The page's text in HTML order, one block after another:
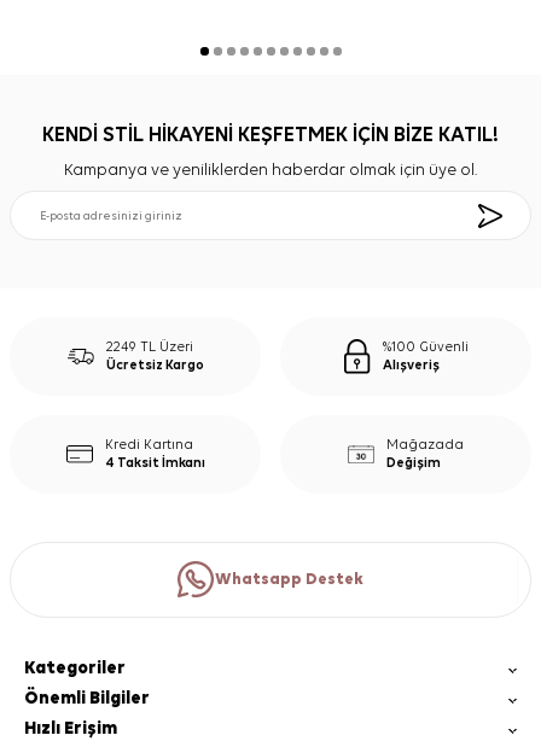
KENDİ STİL HİKAYENİ KEŞFETMEK İÇİN BİZE KATIL!
Kampanya ve yeniliklerden haberdar olmak için üye ol.
2249 TL Üzeri
Ücretsiz Kargo
%100 Güvenli
Alışveriş
Kredi Kartına
4 Taksit İmkanı
Mağazada
Değişim
Whatsapp Destek
Kategoriler
Önemli Bilgiler
Hızlı Erişim